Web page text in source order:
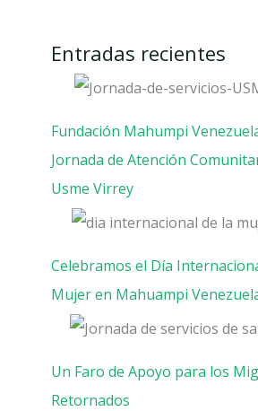
Entradas recientes
Fundación Mahumpi
Jornada de Atención
Usme Virrey
Celebramos el Día
Mujer en Mahuampi
Un Faro de Apoyo para los
Retornados